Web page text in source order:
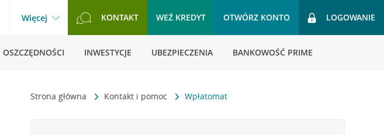
Więcej KONTAKT WEŹ KREDYT OTWÓRZ KONTO LOGOWANIE
OSZCZĘDNOŚCI INWESTYCJE UBEZPIECZENIA BANKOWOŚĆ PRIME
Strona główna Kontakt i pomoc Wpłatomat